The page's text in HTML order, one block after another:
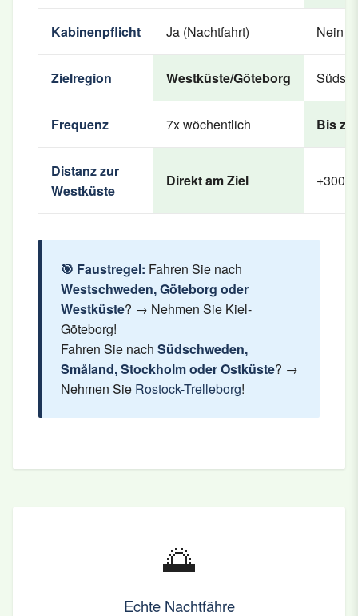
Kabinenpflicht Ja (Nachtfahrt) Nein
Zielregion Westküste/Göteborg
Frequenz 7x wöchentlich Bis
Distanz zur
Westküste
Direkt am Ziel +300
🎯 Faustregel: Fahren Sie nach
Westschweden, Göteborg oder
Westküste? → Nehmen Sie Kiel-
Göteborg!
Fahren Sie nach Südschweden,
Småland, Stockholm oder Ostküste? →
Nehmen Sie Rostock-Trelleborg!
🌅
Echte Nachtfähre